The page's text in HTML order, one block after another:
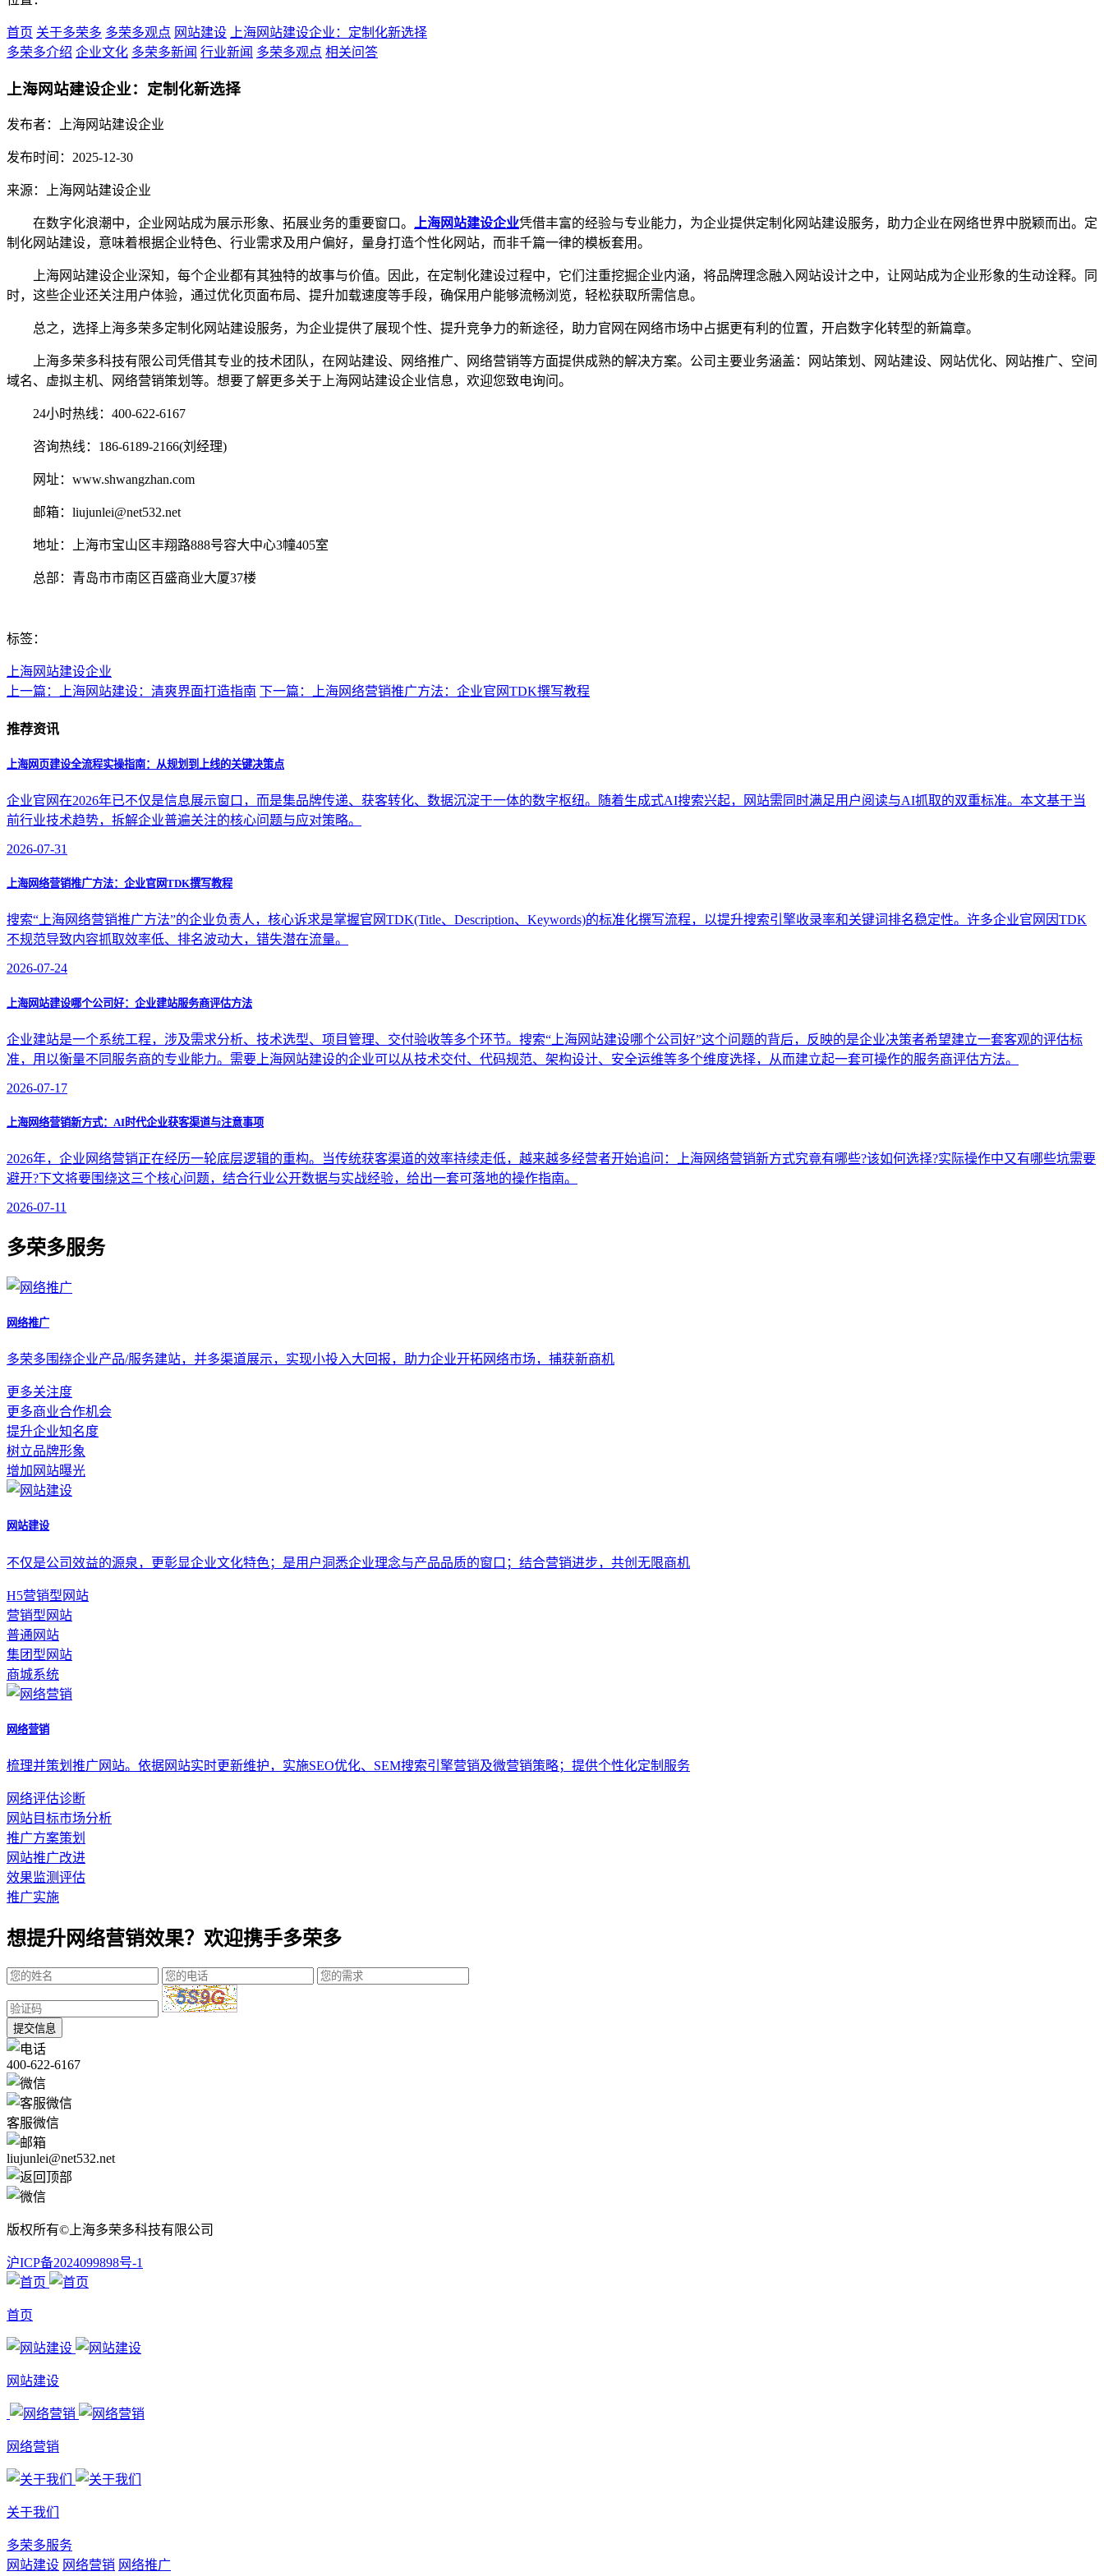
首页 关于多荣多 多荣多观点 网站建设
上海网站建设企业：定制化新选择
多荣多介绍 企业文化 多荣多新闻 行业新闻 多荣多观点 相关问答
上海网站建设企业：定制化新选择
发布者：上海网站建设企业
发布时间：2025-12-30
来源：上海网站建设企业
在数字化浪潮中，企业网站成为展示形象、拓展业务的重要窗口。 上海网站建设企业凭借丰富的经验与专业能力，为企业提供定制化网站建设服务，助力企业在网络世界中脱颖而出。定
制化网站建设，意味着根据企业特色、行业需求及用户偏好，量身打造个性化网站，而非千篇一律的模板套用。
上海网站建设企业深知，每个企业都有其独特的故事与价值。因此，在定制化建设过程中，它们注重挖掘企业内涵，将品牌理念融入网站设计之中，让网站成为企业形象的生动诠释。同
时，这些企业还关注用户体验，通过优化页面布局、提升加载速度等手段，确保用户能够流畅浏览，轻松获取所需信息。
总之，选择上海多荣多定制化网站建设服务，为企业提供了展现个性、提升竞争力的新途径，助力官网在网络市场中占据更有利的位置，开启数字化转型的新篇章。
上海多荣多科技有限公司凭借其专业的技术团队，在网站建设、网络推广、网络营销等方面提供成熟的解决方案。公司主要业务涵盖：网站策划、网站建设、网站优化、网站推广、空间
域名、虚拟主机、网络营销策划等。想要了解更多关于上海网站建设企业信息，欢迎您致电询问。
24小时热线：400-622-6167
咨询热线：186-6189-2166(刘经理)
网址：www.shwangzhan.com
邮箱：liujunlei@net532.net
地址：上海市宝山区丰翔路888号容大中心3幢405室
总部：青岛市市南区百盛商业大厦37楼
标签：
上海网站建设企业
上一篇：上海网站建设：清爽界面打造指南 下一篇：上海网络营销推广方法：企业官网TDK撰写教程
推荐资讯
上海网页建设全流程实操指南：从规划到上线的关键决策点
企业官网在2026年已不仅是信息展示窗口，而是集品牌传递、获客转化、数据沉淀于一体的数字枢纽。随着生成式AI搜索兴起，网站需同时满足用户阅读与AI抓取的双重标准。本文基于当
前行业技术趋势，拆解企业普遍关注的核心问题与应对策略。
2026-07-31
上海网络营销推广方法：企业官网TDK撰写教程
搜索“上海网络营销推广方法”的企业负责人，核心诉求是掌握官网TDK(Title、Description、Keywords)的标准化撰写流程，以提升搜索引擎收录率和关键词排名稳定性。许多企业官网因TDK
不规范导致内容抓取效率低、排名波动大，错失潜在流量。
2026-07-24
上海网站建设哪个公司好：企业建站服务商评估方法
企业建站是一个系统工程，涉及需求分析、技术选型、项目管理、交付验收等多个环节。搜索“上海网站建设哪个公司好”这个问题的背后，反映的是企业决策者希望建立一套客观的评估标
准，用以衡量不同服务商的专业能力。需要上海网站建设的企业可以从技术交付、代码规范、架构设计、安全运维等多个维度选择，从而建立起一套可操作的服务商评估方法。
2026-07-17
上海网络营销新方式：AI时代企业获客渠道与注意事项
2026年，企业网络营销正在经历一轮底层逻辑的重构。当传统获客渠道的效率持续走低，越来越多经营者开始追问：上海网络营销新方式究竟有哪些?该如何选择?实际操作中又有哪些坑需要
避开?下文将要围绕这三个核心问题，结合行业公开数据与实战经验，给出一套可落地的操作指南。
2026-07-11
多荣多服务
网络推广
多荣多围绕企业产品/服务建站，并多渠道展示，实现小投入大回报，助力企业开拓网络市场，捕获新商机
更多关注度
更多商业合作机会
提升企业知名度
树立品牌形象
增加网站曝光
网站建设
不仅是公司效益的源泉，更彰显企业文化特色；是用户洞悉企业理念与产品品质的窗口；结合营销进步，共创无限商机
H5营销型网站
营销型网站
普通网站
集团型网站
商城系统
网络营销
梳理并策划推广网站。依据网站实时更新维护，实施SEO优化、SEM搜索引擎营销及微营销策略；提供个性化定制服务
网络评估诊断
网站目标市场分析
推广方案策划
网站推广改进
效果监测评估
推广实施
想提升网络营销效果？欢迎携手多荣多
提交信息
400-622-6167
客服微信
liujunlei@net532.net
版权所有©上海多荣多科技有限公司
沪ICP备2024099898号-1
首页
网站建设
网络营销
关于我们
多荣多服务
网站建设 网络营销 网络推广